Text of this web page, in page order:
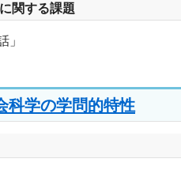
関する課題
」
科学の学問的特性